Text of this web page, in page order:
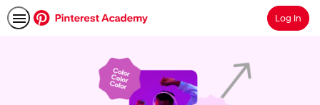
SearchLog In